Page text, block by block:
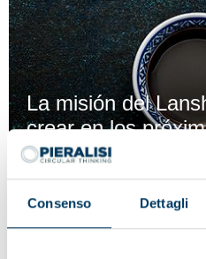
Consenso Dettagli
La misión del
crear en los
planta de
de soja no
de China.
Para poder garantizar un